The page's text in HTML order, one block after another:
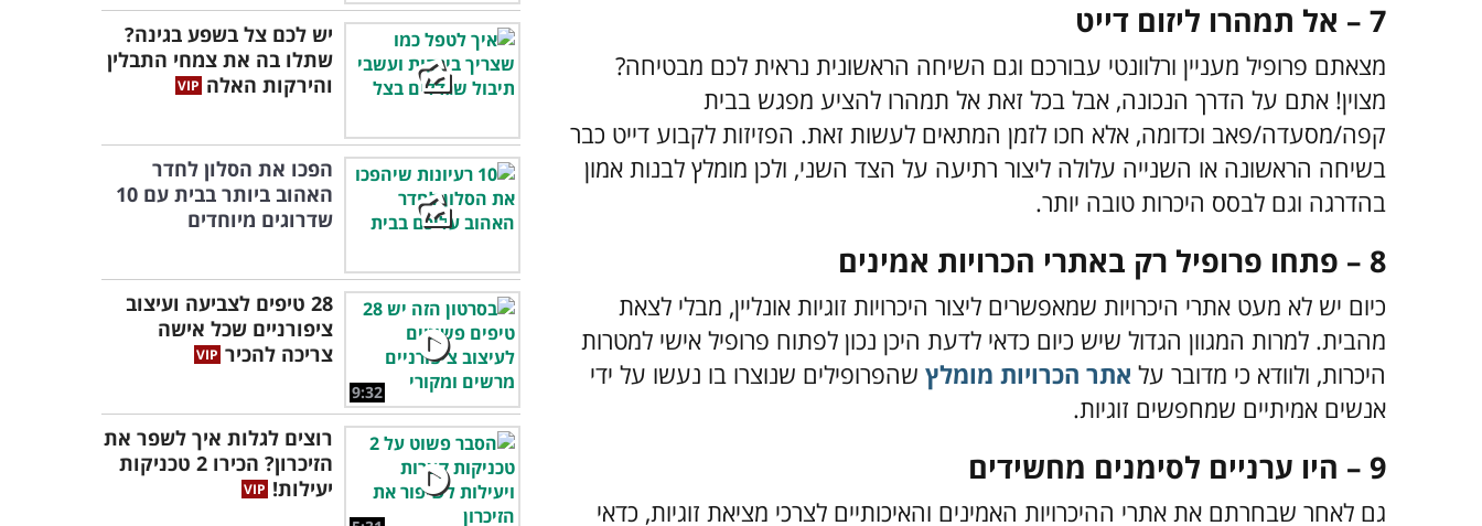
7 – אל תמהרו ליזום דייט
מצאתם פרופיל מעניין ורלוונטי עבורכם וגם השיחה הראשונית נראית לכם מבטיחה?
מצוין! אתם על הדרך הנכונה, אבל בכל זאת אל תמהרו להציע מפגש בבית
קפה/מסעדה/פאב וכדומה, אלא חכו לזמן המתאים לעשות זאת. הפזיזות לקבוע דייט כבר
בשיחה הראשונה או השנייה עלולה ליצור רתיעה על הצד השני, ולכן מומלץ לבנות אמון
בהדרגה וגם לבסס היכרות טובה יותר.
8 – פתחו פרופיל רק באתרי הכרויות אמינים
כיום יש לא מעט אתרי היכרויות שמאפשרים ליצור היכרויות זוגיות אונליין, מבלי לצאת
מהבית. למרות המגוון הגדול שיש כיום כדאי לדעת היכן נכון לפתוח פרופיל אישי למטרות
היכרות, ולוודא כי מדובר על אתר הכרויות מומלץ שהפרופילים שנוצרו בו נעשו על ידי
אנשים אמיתיים שמחפשים זוגיות.
9 – היו ערניים לסימנים מחשידים
גם לאחר שבחרתם את אתרי ההיכרויות האמינים והאיכותיים לצרכי מציאת זוגיות, כדאי
יש לכם צל בשפע בגינה?
שתלו בה את צמחי התבלין
והירקות האלה
הפכו את הסלון לחדר
האהוב ביותר בבית עם 10
שדרוגים מיוחדים
9:32
28 טיפים לצביעה ועיצוב
ציפורניים שכל אישה
צריכה להכיר
רוצים לגלות איך לשפר את
הזיכרון? הכירו 2 טכניקות
יעילות!